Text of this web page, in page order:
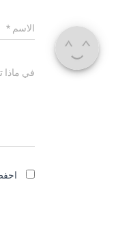
الاسم *
في ماذا